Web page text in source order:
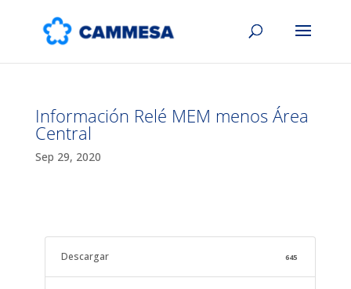
Información Relé MEM menos Área
Central
Sep 29, 2020
Descargar 645